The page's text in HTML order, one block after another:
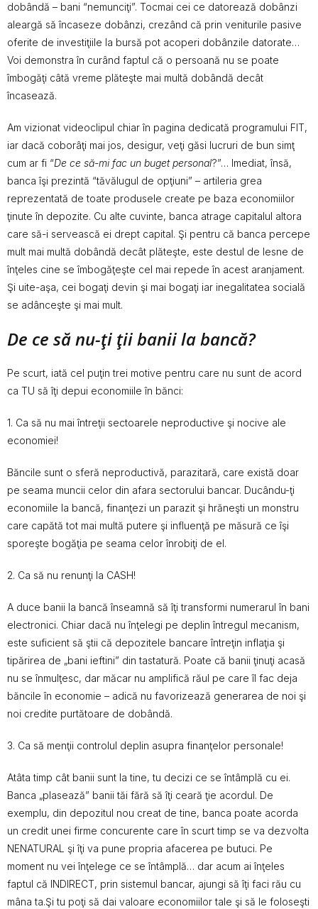
dobândă – bani “nemunciţi”. Tocmai cei ce datorează dobânzi
aleargă să încaseze dobânzi, crezând că prin veniturile pasive
oferite de investiţiile la bursă pot acoperi dobânzile datorate…
Voi demonstra în curând faptul că o persoană nu se poate
îmbogăţi câtă vreme plăteşte mai multă dobândă decât
încasează.
Am vizionat videoclipul chiar în pagina dedicată programului FIT,
iar dacă coborâţi mai jos, desigur, veţi găsi lucruri de bun simţ
cum ar fi “De ce să-mi fac un buget personal?”… Imediat, însă,
banca îşi prezintă “tăvălugul de opţiuni” – artileria grea
reprezentată de toate produsele create pe baza economiilor
ţinute în depozite. Cu alte cuvinte, banca atrage capitalul altora
care să-i servească ei drept capital. Şi pentru că banca percepe
mult mai multă dobândă decât plăteşte, este destul de lesne de
înţeles cine se îmbogăţeşte cel mai repede în acest aranjament.
Şi uite-aşa, cei bogaţi devin şi mai bogaţi iar inegalitatea socială
se adânceşte şi mai mult.
De ce să nu-ţi ţii banii la bancă?
Pe scurt, iată cel puţin trei motive pentru care nu sunt de acord
ca TU să îţi depui economiile în bănci:
1. Ca să nu mai întreţii sectoarele neproductive şi nocive ale
economiei!
Băncile sunt o sferă neproductivă, parazitară, care există doar
pe seama muncii celor din afara sectorului bancar. Ducându-ţi
economiile la bancă, finanţezi un parazit şi hrăneşti un monstru
care capătă tot mai multă putere şi influenţă pe măsură ce îşi
sporeşte bogăţia pe seama celor înrobiţi de el.
2. Ca să nu renunţi la CASH!
A duce banii la bancă înseamnă să îţi transformi numerarul în bani
electronici. Chiar dacă nu înţelegi pe deplin întregul mecanism,
este suficient să ştii că depozitele bancare întreţin inflaţia şi
tipărirea de „bani ieftini” din tastatură. Poate că banii ţinuţi acasă
nu se înmulţesc, dar măcar nu amplifică răul pe care îl fac deja
băncile în economie – adică nu favorizează generarea de noi şi
noi credite purtătoare de dobândă.
3. Ca să menţii controlul deplin asupra finanţelor personale!
Atâta timp cât banii sunt la tine, tu decizi ce se întâmplă cu ei.
Banca „plasează” banii tăi fără să îţi ceară ţie acordul. De
exemplu, din depozitul nou creat de tine, banca poate acorda
un credit unei firme concurente care în scurt timp se va dezvolta
NENATURAL şi îţi va pune propria afacerea pe butuci. Pe
moment nu vei înţelege ce se întâmplă… dar acum ai înţeles
faptul că INDIRECT, prin sistemul bancar, ajungi să îţi faci rău cu
mâna ta.Şi tu poţi să dai valoare economiilor tale şi să le foloseşti